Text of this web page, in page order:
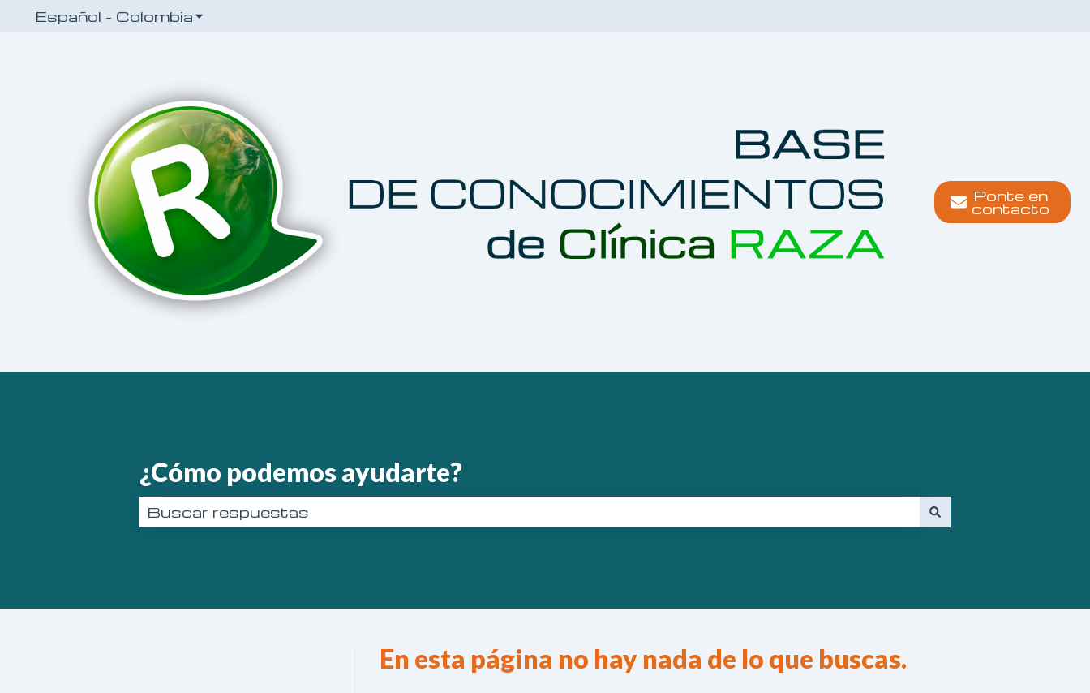
Español - ColombiaTraducciones de Mostrar submenú de
Ponte en
contacto
¿Cómo podemos ayudarte?
En esta página no hay nada de lo que buscas.